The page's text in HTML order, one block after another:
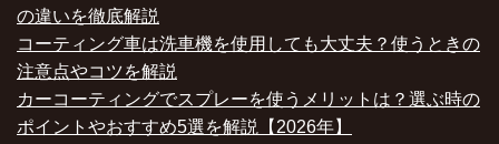
の違いを徹底解説
コーティング車は洗車機を使用しても大丈夫？使うときの
注意点やコツを解説
カーコーティングでスプレーを使うメリットは？選ぶ時の
ポイントやおすすめ5選を解説【2026年】